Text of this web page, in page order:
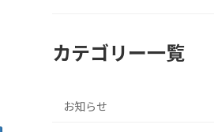
カテゴリー一覧
お知らせ